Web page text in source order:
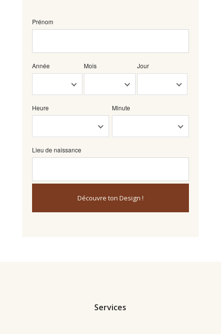
Prénom
Année Mois Jour
Heure Minute
Lieu de naissance
Services